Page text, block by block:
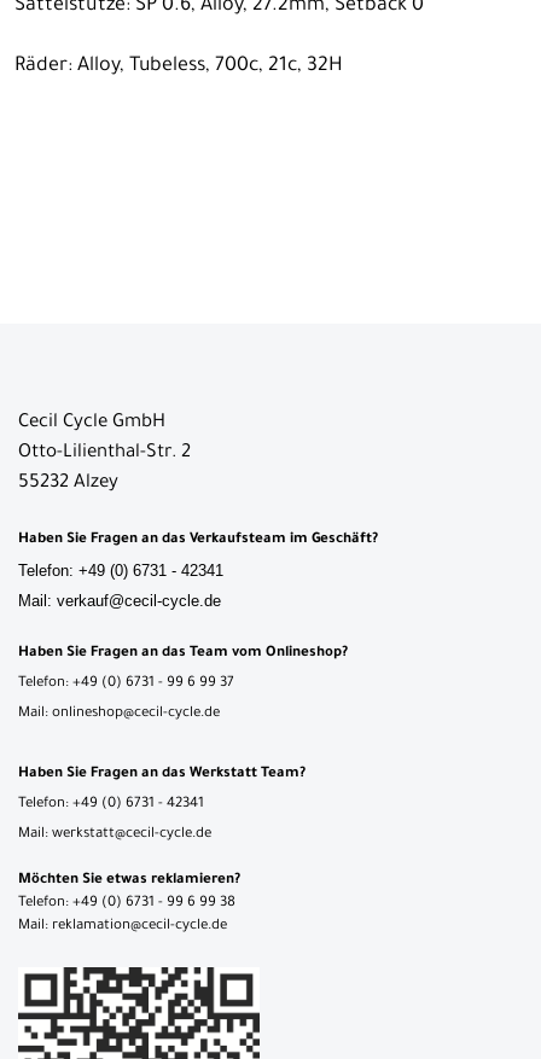
Sattelstütze: SP 0.6, Alloy, 27.2mm, Setback 0
Räder: Alloy, Tubeless, 700c, 21c, 32H
Cecil Cycle GmbH
Otto-Lilienthal-Str. 2
55232 Alzey
Haben Sie Fragen an das Verkaufsteam im Geschäft?
Telefon: +49 (0) 6731 - 42341
Mail: verkauf@cecil-cycle.de
Haben Sie Fragen an das Team vom Onlineshop?
Telefon: +49 (0) 6731 - 99 6 99 37
Mail: onlineshop@cecil-cycle.de
Haben Sie Fragen an das Werkstatt Team?
Telefon: +49 (0) 6731 - 42341
Mail: werkstatt@cecil-cycle.de
Möchten Sie etwas reklamieren?
Telefon: +49 (0) 6731 - 99 6 99 38
Mail: reklamation@cecil-cycle.de